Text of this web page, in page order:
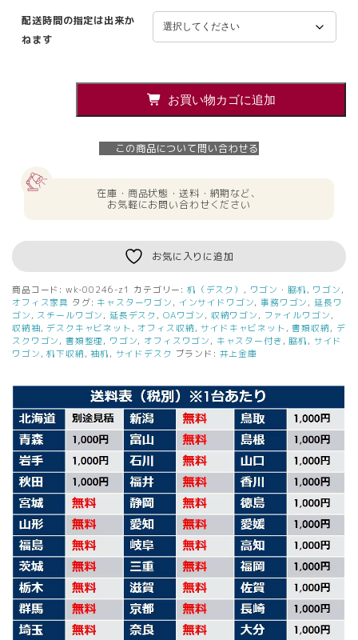
配送時間の指定は出来か
ねます
ス
ク
ワ
ゴ
ン
ホ
ワ
ャ
ス
タ
ー
ワ
ゴ
ン
鍵
付
き
中
古
個
お買い物カゴに追加
この商品について問い合わせる
在庫・商品状態・送料・納期など、
お気軽にお問い合わせください
お気に入りに追加
商品コード: wk-00246-z1 カテゴリー: 机（デスク） , ワゴン・脇机 , ワゴン ,
オフィス家具 タグ: キャスターワゴン , インサイドワゴン,事務ワゴン , 延長ワ
ゴン , スチールワゴン , 延長デスク , OAワゴン , 収納ワゴン , ファイルワゴン ,
収納袖, デスクキャビネット , オフィス収納 ,サイドキャビネット ,書類収納 , デ
スクワゴン , 書類整理 , ワゴン, オフィスワゴン , キャスター付き ,脇机 , サイド
ワゴン ,机下収納 ,袖机 , サイドデスク ブランド: 井上金庫